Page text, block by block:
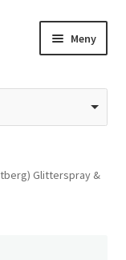
Meny
Glitterspray &